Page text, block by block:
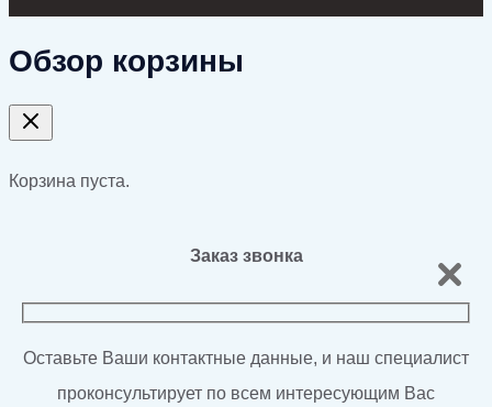
Обзор корзины
Корзина пуста.
Заказ звонка
Оставьте Ваши контактные данные, и наш специалист
проконсультирует по всем интересующим Вас